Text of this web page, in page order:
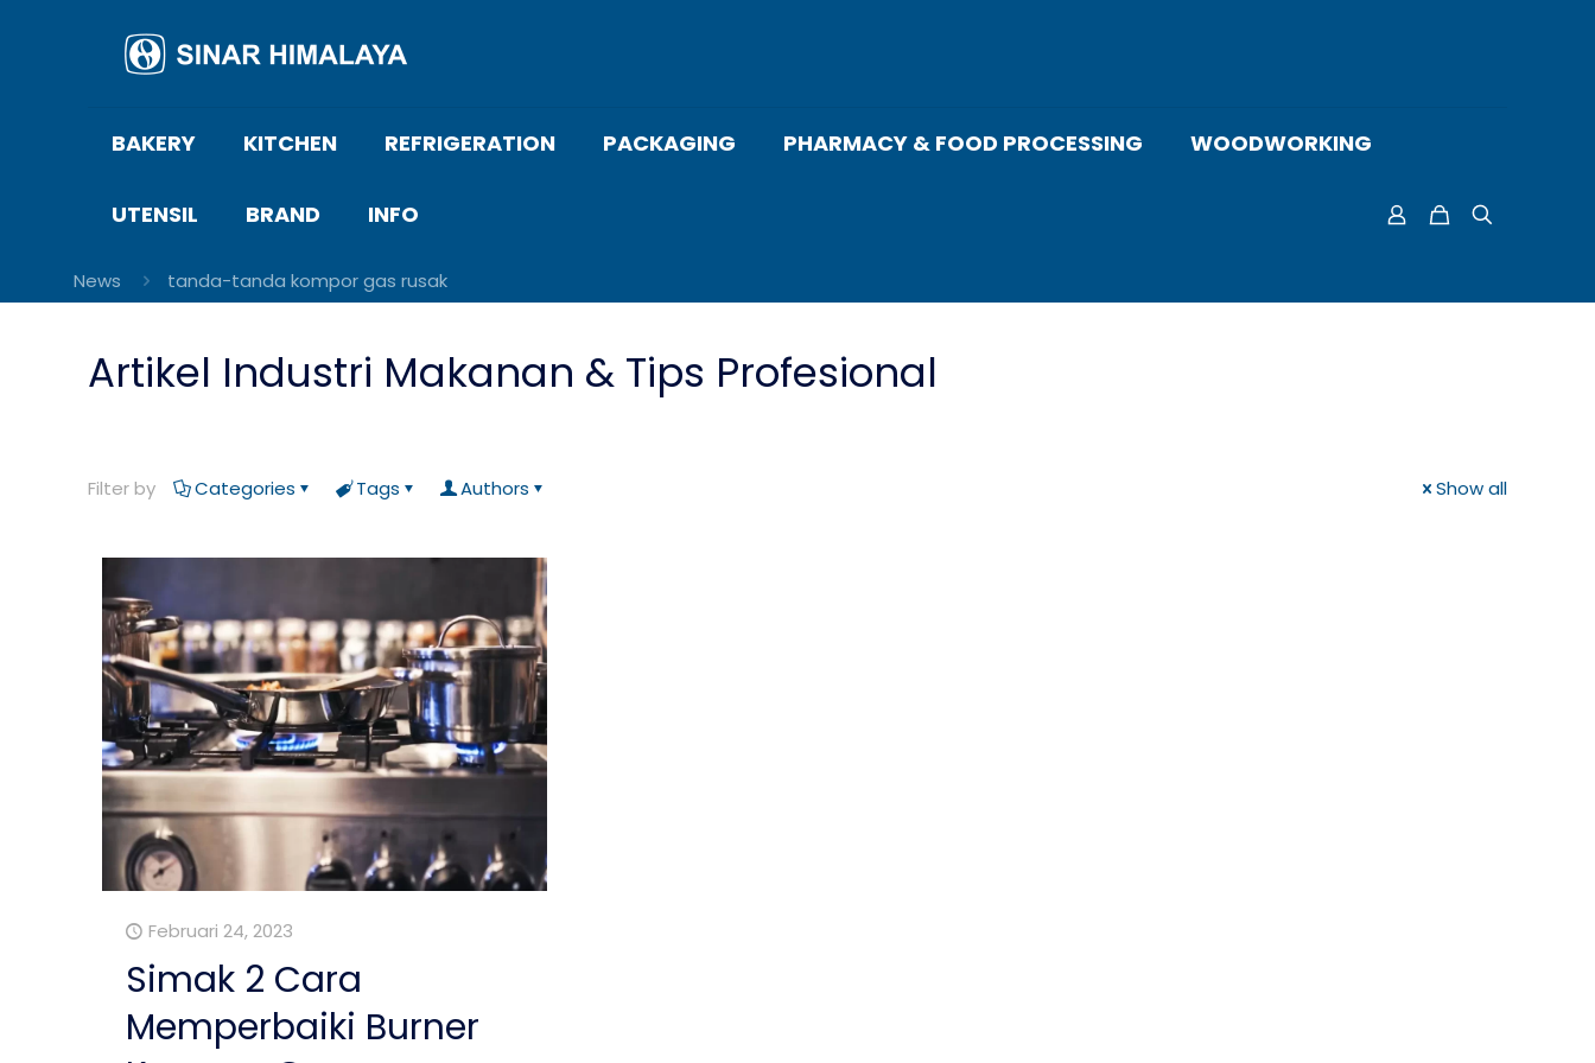
BAKERY KITCHEN REFRIGERATION PACKAGING PHARMACY & FOOD PROCESSING WOODWORKING
UTENSIL BRAND INFO
News tanda-tanda kompor gas rusak
Artikel Industri Makanan & Tips Profesional
Filter by Categories Tags Authors Show all
Februari 24, 2023
Simak 2 Cara
Memperbaiki Burner